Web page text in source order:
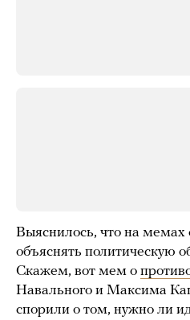
Выяснилось, что на мемах
объяснять политическую
Скажем, вот мем о
Навального и Максима
спорили о том, нужно ли